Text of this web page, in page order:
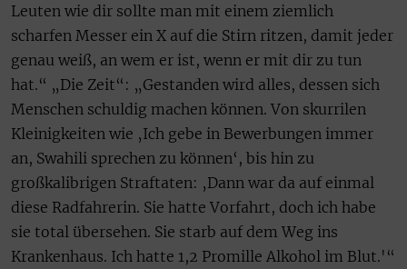
Leuten wie dir sollte man mit einem ziemlich
scharfen Messer ein X auf die Stirn ritzen, damit jeder
genau weiß, an wem er ist, wenn er mit dir zu tun
hat.“ „Die Zeit“: „Gestanden wird alles, dessen sich
Menschen schuldig machen können. Von skurrilen
Kleinigkeiten wie ‚Ich gebe in Bewerbungen immer
an, Swahili sprechen zu können‘, bis hin zu
großkalibrigen Straftaten: ‚Dann war da auf einmal
diese Radfahrerin. Sie hatte Vorfahrt, doch ich habe
sie total übersehen. Sie starb auf dem Weg ins
Krankenhaus. Ich hatte 1,2 Promille Alkohol im Blut.'“